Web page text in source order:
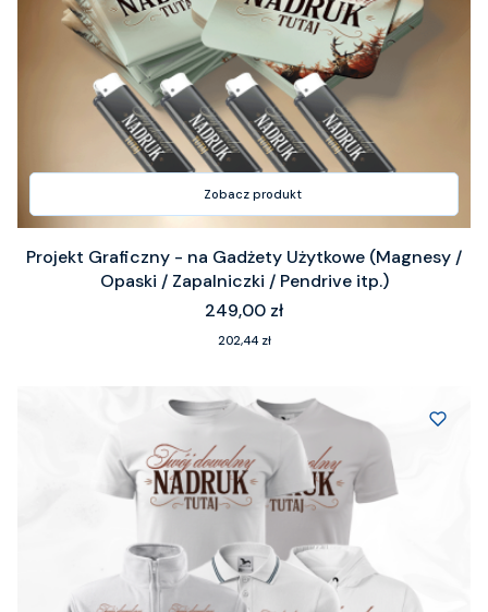
Zobacz produkt
Projekt Graficzny - na Gadżety Użytkowe (Magnesy /
Opaski / Zapalniczki / Pendrive itp.)
Cena
249,00 zł
Cena
202,44 zł